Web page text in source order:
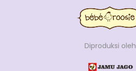
Diproduksi oleh